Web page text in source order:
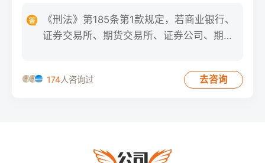
《刑法》第185条第1款规定，若商业银行、
证券交易所、期货交易所、证券公司、期货
174人咨询过 去咨询